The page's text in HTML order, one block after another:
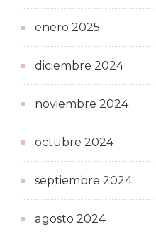
enero 2025
diciembre 2024
noviembre 2024
octubre 2024
septiembre 2024
agosto 2024